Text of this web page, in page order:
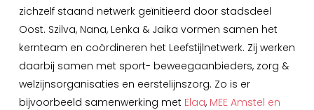
zichzelf staand netwerk geïnitieerd door stadsdeel
Oost. Szilva, Nana, Lenka & Jaika vormen samen het
kernteam en coördineren het Leefstijlnetwerk. Zij werken
daarbij samen met sport- beweegaanbieders, zorg &
welzijnsorganisaties en eerstelijnszorg. Zo is er
bijvoorbeeld samenwerking met Elaa, MEE Amstel en